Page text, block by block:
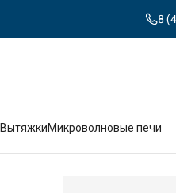
8
ВытяжкиМикроволновые печи